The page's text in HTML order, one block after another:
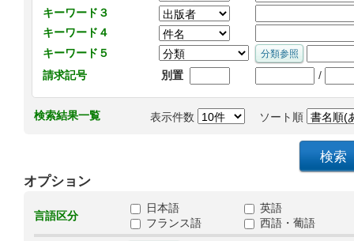
キーワード３
キーワード４
キーワード５
請求記号
別置 /
検索結果一覧 表示件数 ソート順
オプション
言語区分
日本語
英語
フランス語
西語・葡語